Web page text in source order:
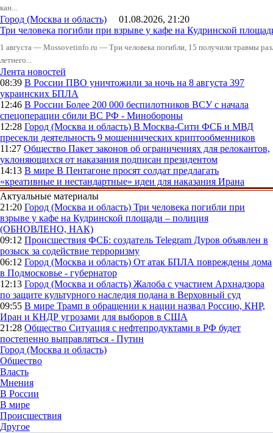
кан...
Город (Москва и область) 01.08.2026, 21:20
Три человека погибли при взрыве у кафе на Кудринской
1 августа — Mossovetinfo.ru — Три человека погибли, 15 получили травмы
летнего...
Лента новостей
08:39 В России ПВО уничтожили за ночь на 8 августа 397
украинских БПЛА
12:46 В России Более 200 000 беспилотников ВСУ с начала
спецоперации сбили ВС РФ - Минобороны
12:28 Город (Москва и область) В Москва-Сити ФСБ и МВД
пресекли деятельность 9 мошеннических криптообменников
11:27 Общество Пакет законов об ограничениях для релокантов,
уклоняющихся от наказания подписан президентом
14:13 В мире В Пентагоне просят солдат предлагать
«креативные и нестандартные» идеи для наказания Ирана
Актуальные материалы
21:20 Город (Москва и область) Три человека погибли при
взрыве у кафе на Кудринской площади – полиция
(ОБНОВЛЕНО, НАК)
09:12 Происшествия ФСБ: создатель Telegram Дуров объявлен в
розыск за содействие терроризму
06:12 Город (Москва и область) От атак БПЛА повреждены дома
в Подмосковье - губернатор
12:13 Город (Москва и область) Жалоба с участием Архнадзора
по защите культурного наследия подана в Верховный суд
09:55 В мире Трамп в обращении к нации назвал Россию, КНР,
Иран и КНДР угрозами для выборов в США
21:28 Общество Ситуация с нефтепродуктами в РФ будет
постепенно выправляться - Путин
Город (Москва и область)
Общество
Власть
Мнения
В России
В мире
Происшествия
Другое